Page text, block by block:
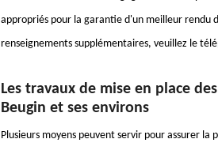
appropriés pour la garantie d'un meilleur rendu
renseignements supplémentaires, veuillez le
Les travaux de mise en place
Beugin et ses environs
Plusieurs moyens peuvent servir pour assurer